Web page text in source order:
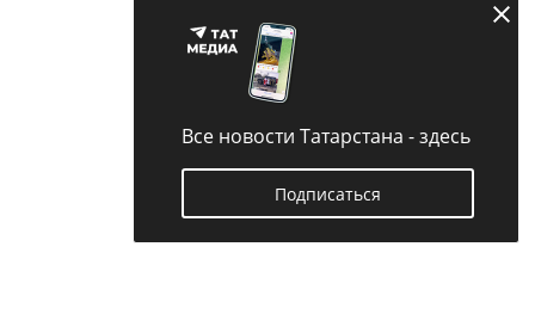
Все новости Татарстана - здесь
Подписаться